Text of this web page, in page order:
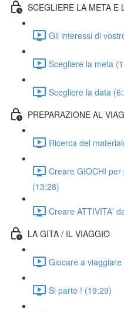
SCEGLIERE LA META E
Gli interessi di
Scegliere la meta
Scegliere la data
PREPARAZIONE AL
Ricerca del
Creare GIOCHI
(13:28)
Creare ATTIVITA'
LA GITA / IL VIAGGIO
Giocare a
Si parte ! (19:29)